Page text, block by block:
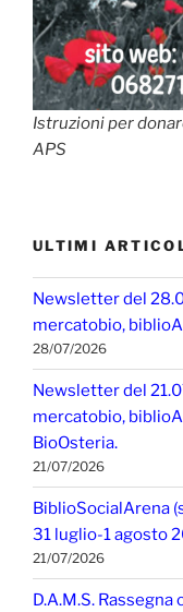
Istruzioni per
APS
ULTIMI
Newsletter del
mercatobio,
28/07/2026
Newsletter del
mercatobio,
BioOsteria.
21/07/2026
BiblioSocialArena
31 luglio-1 agosto
21/07/2026
D.A.M.S.